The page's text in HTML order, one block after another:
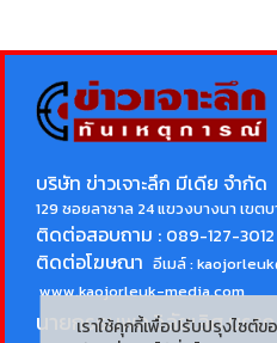
บริษัท ข่าวเจาะลึก มีเดีย จำกัด
129 ซอยลาซาล 24 แขวงบางนา เขต
ติดต่อสอบถาม : 089-127-
ติดต่อโฆษณา อีเมล์ :
www.kaojorleuk-media.com
นายกรธนพล วิลัยเลิศบรร
เราใช้คุกกี้เพื่อปรับปรุงไซต์